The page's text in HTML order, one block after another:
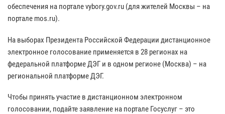
обеспечения на портале vybory.gov.ru (для жителей Москвы – на
портале mos.ru).
На выборах Президента Российской Федерации дистанционное
электронное голосование применяется в 28 регионах на
федеральной платформе ДЭГ и в одном регионе (Москва) – на
региональной платформе ДЭГ.
Чтобы принять участие в дистанционном электронном
голосовании, подайте заявление на портале Госуслуг – это